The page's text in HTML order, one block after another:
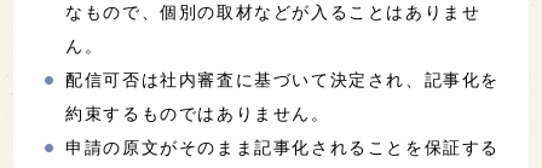
なもので、個別の取材などが入ることはありませ
ん。
配信可否は社内審査に基づいて決定され、記事化を
約束するものではありません。
申請の原文がそのまま記事化されることを保証する